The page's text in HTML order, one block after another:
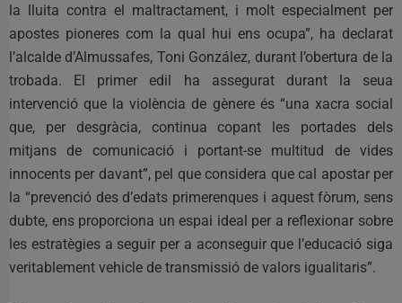
la lluita contra el maltractament, i molt especialment per
apostes pioneres com la qual hui ens ocupa”, ha declarat
l’alcalde d’Almussafes, Toni González, durant l’obertura de la
trobada. El primer edil ha assegurat durant la seua
intervenció que la violència de gènere és “una xacra social
que, per desgràcia, continua copant les portades dels
mitjans de comunicació i portant-se multitud de vides
innocents per davant”, pel que considera que cal apostar per
la “prevenció des d’edats primerenques i aquest fòrum, sens
dubte, ens proporciona un espai ideal per a reflexionar sobre
les estratègies a seguir per a aconseguir que l’educació siga
veritablement vehicle de transmissió de valors igualitaris”.